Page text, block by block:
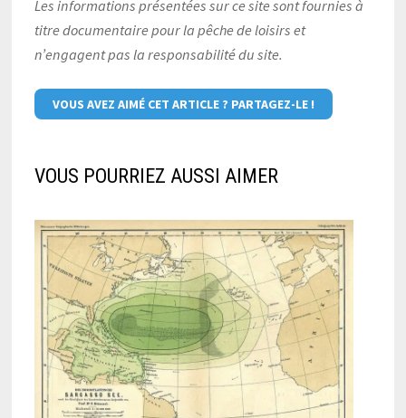
Les informations présentées sur ce site sont fournies à
titre documentaire pour la pêche de loisirs et
n’engagent pas la responsabilité du site.
VOUS AVEZ AIMÉ CET ARTICLE ? PARTAGEZ-LE !
VOUS POURRIEZ AUSSI AIMER